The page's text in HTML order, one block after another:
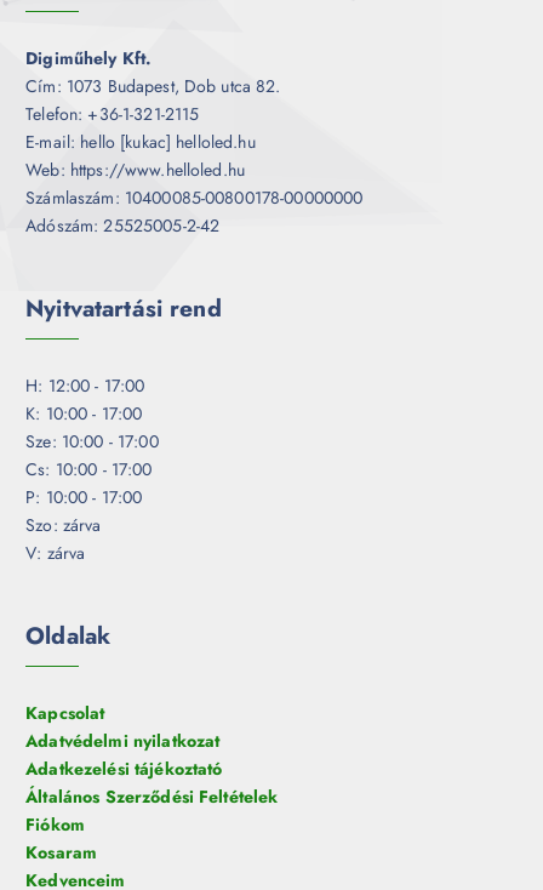
Digiműhely Kft.
Cím: 1073 Budapest, Dob utca 82.
Telefon: +36-1-321-2115
E-mail: hello [kukac] helloled.hu
Web: https://www.helloled.hu
Számlaszám: 10400085-00800178-00000000
Adószám: 25525005-2-42
Nyitvatartási rend
H: 12:00 - 17:00
K: 10:00 - 17:00
Sze: 10:00 - 17:00
Cs: 10:00 - 17:00
P: 10:00 - 17:00
Szo: zárva
V: zárva
Oldalak
Kapcsolat
Adatvédelmi nyilatkozat
Adatkezelési tájékoztató
Általános Szerződési Feltételek
Fiókom
Kosaram
Kedvenceim